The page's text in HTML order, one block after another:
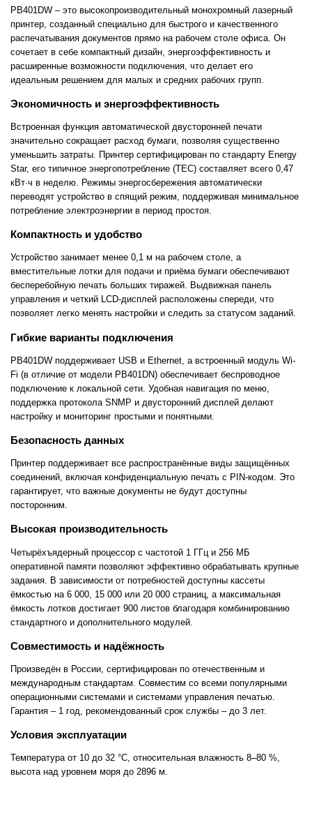
PB401DW – это высокопроизводительный монохромный лазерный
принтер, созданный специально для быстрого и качественного
распечатывания документов прямо на рабочем столе офиса. Он
сочетает в себе компактный дизайн, энергоэффективность и
расширенные возможности подключения, что делает его
идеальным решением для малых и средних рабочих групп.
Экономичность и энергоэффективность
Встроенная функция автоматической двусторонней печати
значительно сокращает расход бумаги, позволяя существенно
уменьшить затраты. Принтер сертифицирован по стандарту Energy
Star, его типичное энергопотребление (TEC) составляет всего 0,47
кВт·ч в неделю. Режимы энергосбережения автоматически
переводят устройство в спящий режим, поддерживая минимальное
потребление электроэнергии в период простоя.
Компактность и удобство
Устройство занимает менее 0,1 м на рабочем столе, а
вместительные лотки для подачи и приёма бумаги обеспечивают
бесперебойную печать больших тиражей. Выдвижная панель
управления и четкий LCD-дисплей расположены спереди, что
позволяет легко менять настройки и следить за статусом заданий.
Гибкие варианты подключения
PB401DW поддерживает USB и Ethernet, а встроенный модуль Wi-
Fi (в отличие от модели PB401DN) обеспечивает беспроводное
подключение к локальной сети. Удобная навигация по меню,
поддержка протокола SNMP и двусторонний дисплей делают
настройку и мониторинг простыми и понятными.
Безопасность данных
Принтер поддерживает все распространённые виды защищённых
соединений, включая конфиденциальную печать с PIN-кодом. Это
гарантирует, что важные документы не будут доступны
посторонним.
Высокая производительность
Четырёхъядерный процессор с частотой 1 ГГц и 256 МБ
оперативной памяти позволяют эффективно обрабатывать крупные
задания. В зависимости от потребностей доступны кассеты
ёмкостью на 6 000, 15 000 или 20 000 страниц, а максимальная
ёмкость лотков достигает 900 листов благодаря комбинированию
стандартного и дополнительного модулей.
Совместимость и надёжность
Произведён в России, сертифицирован по отечественным и
международным стандартам. Совместим со всеми популярными
операционными системами и системами управления печатью.
Гарантия – 1 год, рекомендованный срок службы – до 3 лет.
Условия эксплуатации
Температура от 10 до 32 °C, относительная влажность 8–80 %,
высота над уровнем моря до 2896 м.